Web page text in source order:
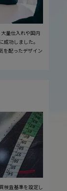
量仕入れや国内
功しました。
を配ったデザイン
検査基準を設定し